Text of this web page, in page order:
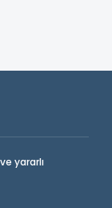
yararlı